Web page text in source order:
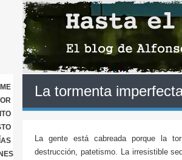
La tormenta
La gente está cabreada porque la
destrucción, patetismo. La irresistible